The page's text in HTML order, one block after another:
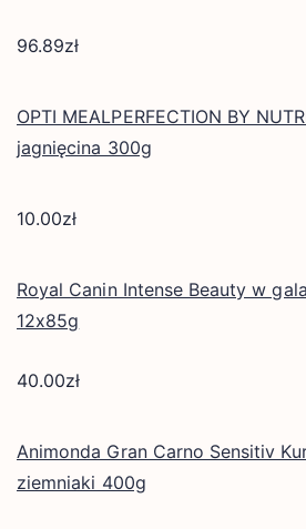
96.89zł
OPTI MEALPERFECTION BY
jagnięcina 300g
10.00zł
Royal Canin Intense Beauty w
12x85g
40.00zł
Animonda Gran Carno Sensitiv
ziemniaki 400g